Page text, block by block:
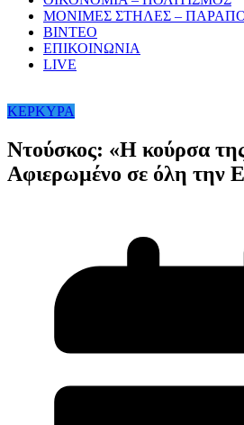
ΜΟΝΙΜΕΣ ΣΤΗΛΕΣ –
ΒΙΝΤΕΟ
ΕΠΙΚΟΙΝΩΝΙΑ
LIVE
ΚΕΡΚΥΡΑ
Ντούσκος: «Η κούρσα
Αφιερωμένο σε όλη την